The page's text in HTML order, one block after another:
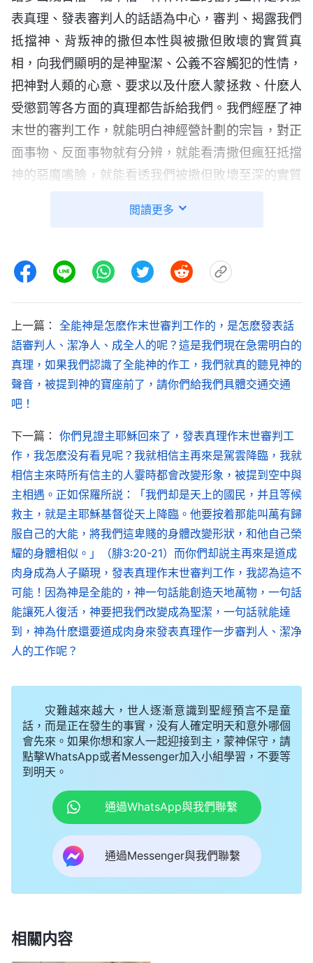
表真理、發表審判人的話語為中心，審判、揭露我們
抵擋神、背叛神的撒但本性與被撒但敗壞的實質真
相，向我們顯明的是神聖潔、公義不容觸犯的性情，
把神對人類的心意、要求以及什麽人蒙拯救、什麽人
受懲罰等各方面的真理都告訴給我們。我們經歷了神
末世的審判工作，就能明白神經營計劃的宗旨，對正
面事物、反面事物就有分辨，就能看清撒但瘋狂抵擋
神的惡魔嘴臉，就能看透我們被撒但敗壞至深的實質
神的公義性情、神的全能智慧與所有所是都有一些真
容，覺得自己不配活在神面前，心裏痛恨自己、背叛
自己，逐漸脱離罪的捆綁，活出真正人的樣式，成為
作達到的果效。這樣的工作才是神末世的審判工作。
我們再來看看恩典時代，主耶穌作的只是救贖工
作，所傳的是悔改的道，向我們顯明的只是神憐憫慈
愛的一方面性情，主耶穌雖然也説了一些審判人的
話，定罪、咒詛法利賽人的話，但主耶穌的工作只是
救贖工作，是以赦罪、讓人悔改與憐憫人、賜人恩典
為中心的工作，并不是以審判潔净人的罪為中心的工
作，所以主耶穌的作工只是圍繞救贖的工作發表了有
限的話語，教導我們怎麽悔改、認罪，怎麽謙卑、忍
耐，怎麽受浸、背十字架、受苦，等等，我們信主只
要按照主的話向主認罪悔改，罪就得着赦免，就不再
被律法定罪、處死了，我們就有資格向神禱告，享受
神的恩典、祝福。這就是神在恩典時代作救贖工作達
到的果效，與末世的審判工作達到的果效截然不同。
然而，有的人却認為，經歷恩典時代聖靈的作工，得
净了。那麽請問：你們認識自己犯罪的根源了嗎？認
識自己抵擋神的撒但本性實質了嗎？認識人類敗壞至
深的真相了嗎？看清撒但的邪惡實質了嗎？認識神的
公義、威嚴不容觸犯的性情了嗎？你們真正脱離罪的
捆綁、轄制了嗎？你們的撒但性情得潔净了嗎？成為
敬畏神、順服神的人了嗎？這些都没有達到，那怎麽
能説是經歷神的審判得潔净了呢？這麽交通大家明白
了吧，恩典時代主耶穌所作的工作不是審判的工作，
閲讀更多
上一篇： 全能神是怎麽作末世審判工作的，是怎麽發表話
語審判人、潔净人、成全人的呢？這是我們現在急需明白的
真理，如果我們認識了全能神的作工，我們就真的聽見神的
聲音，被提到神的寶座前了，請你們給我們具體交通交通
吧！
下一篇： 你們見證主耶穌回來了，發表真理作末世審判工
作，我怎麽没有看見呢？我就相信主再來是駕雲降臨，我就
相信主來時所有信主的人霎時都會改變形象，被提到空中與
主相遇。正如保羅所説：「我們却是天上的國民，并且等候
救主，就是主耶穌基督從天上降臨。他要按着那能叫萬有歸
服自己的大能，將我們這卑賤的身體改變形狀，和他自己榮
耀的身體相似。」（腓3:20-21）而你們却説主再來是道成
肉身成為人子顯現，發表真理作末世審判工作，我認為這不
可能！因為神是全能的，神一句話能創造天地萬物，一句話
能讓死人復活，神要把我們改變成為聖潔，一句話就能達
到，神為什麽還要道成肉身來發表真理作一步審判人、潔净
人的工作呢？
灾難越來越大，世人逐漸意識到聖經預言不是童
話，而是正在發生的事實，没有人確定明天和意外哪個
會先來。如果你想和家人一起迎接到主，蒙神保守，請
點擊WhatsApp或者Messenger加入小組學習，不要等
到明天。
通過WhatsApp與我們聯繫
通過Messenger與我們聯繫
相關内容